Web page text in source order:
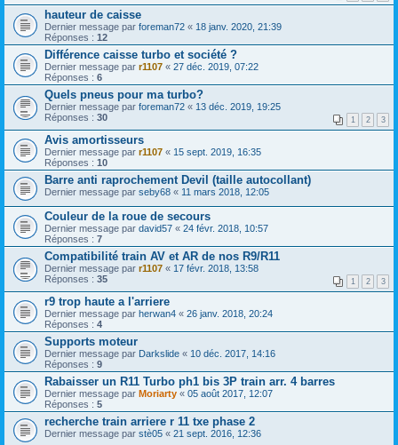
hauteur de caisse
Dernier message par foreman72 « 18 janv. 2020, 21:39
Réponses : 12
Différence caisse turbo et société ?
Dernier message par r1107 « 27 déc. 2019, 07:22
Réponses : 6
Quels pneus pour ma turbo?
Dernier message par foreman72 « 13 déc. 2019, 19:25
Réponses : 30 1 2 3
Avis amortisseurs
Dernier message par r1107 « 15 sept. 2019, 16:35
Réponses : 10
Barre anti raprochement Devil (taille autocollant)
Dernier message par seby68 « 11 mars 2018, 12:05
Couleur de la roue de secours
Dernier message par david57 « 24 févr. 2018, 10:57
Réponses : 7
Compatibilité train AV et AR de nos R9/R11
Dernier message par r1107 « 17 févr. 2018, 13:58
Réponses : 35 1 2 3
r9 trop haute a l'arriere
Dernier message par herwan4 « 26 janv. 2018, 20:24
Réponses : 4
Supports moteur
Dernier message par Darkslide « 10 déc. 2017, 14:16
Réponses : 9
Rabaisser un R11 Turbo ph1 bis 3P train arr. 4 barres
Dernier message par Moriarty « 05 août 2017, 12:07
Réponses : 5
recherche train arriere r 11 txe phase 2
Dernier message par stè05 « 21 sept. 2016, 12:36